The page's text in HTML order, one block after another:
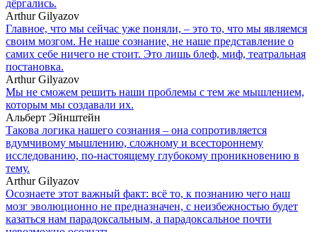
дёргались.
Arthur Gilyazov
Главное, что мы сейчас уже поняли, – это то, что мы являемся
своим мозгом. Не наше сознание, не наше представление о
самих себе ничего не стоит. Это лишь блеф, миф, театральная
постановка.
Arthur Gilyazov
Мы не сможем решить наши проблемы с тем же мышлением,
которым мы создавали их.
Альберт Эйнштейн
Такова логика нашего сознания – она сопротивляется
вдумчивому мышлению, сложному и всестороннему
исследованию, по-настоящему глубокому проникновению в
тему.
Arthur Gilyazov
Осознаете этот важный факт: всё то, к познанию чего наш
мозг эволюционно не предназначен, с неизбежностью будет
казаться нам парадоксальным, а парадоксальное почти